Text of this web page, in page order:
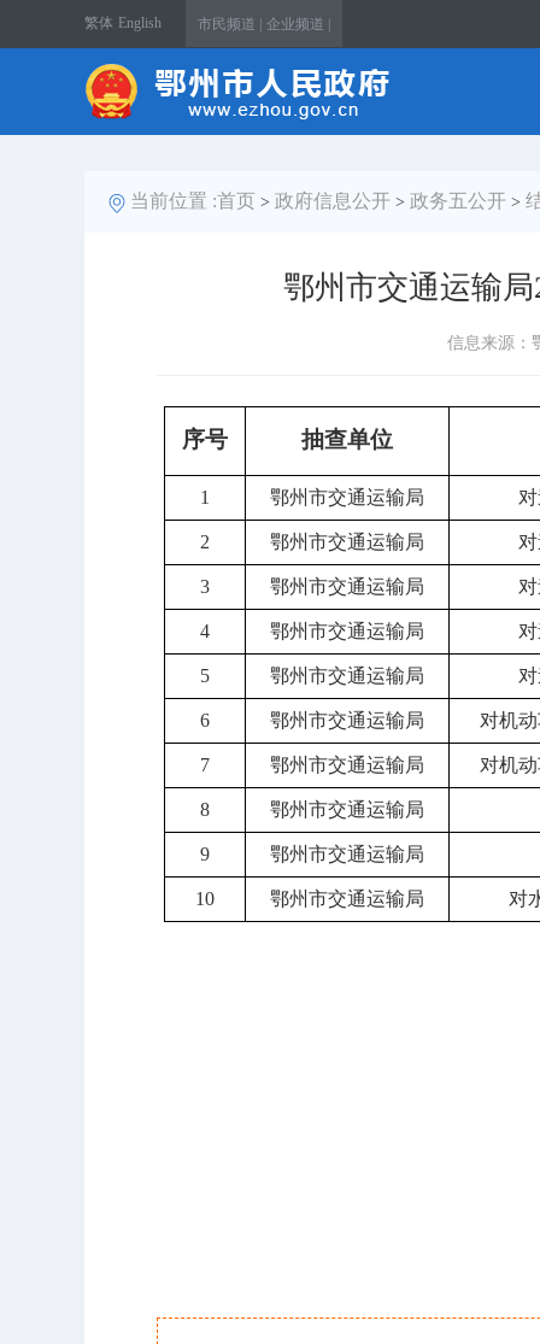
繁体 English 市民频道 | 企业频道 |
当前位置 :首页 > 政府信息公开 > 政务五公开 >
鄂州市交通运输
信息来源：
序号 抽查单位
1 鄂州市交通运输局
2 鄂州市交通运输局
3 鄂州市交通运输局
4 鄂州市交通运输局
5 鄂州市交通运输局
6 鄂州市交通运输局 对机
7 鄂州市交通运输局 对机
8 鄂州市交通运输局
9 鄂州市交通运输局
10 鄂州市交通运输局 对